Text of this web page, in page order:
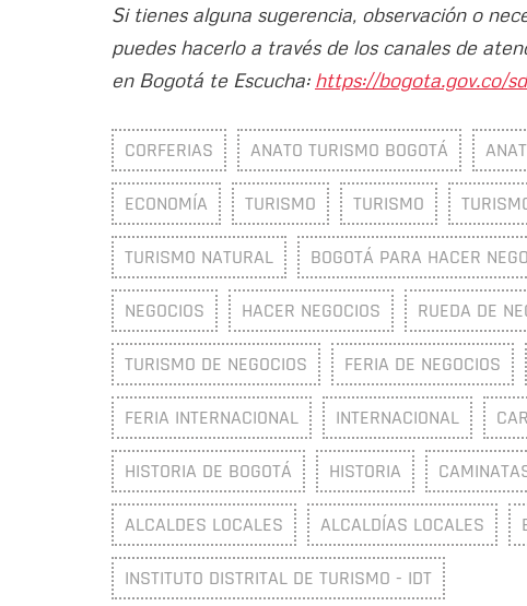
Si tienes alguna sugerencia, observación o
puedes hacerlo a través de los canales de
en Bogotá te Escucha: https://bogota.gov.co/
CORFERIAS ANATO TURISMO BOGOTÁ
ECONOMÍA TURISMO TURISMO
TURISMO NATURAL BOGOTÁ PARA HACER
NEGOCIOS HACER NEGOCIOS RUEDA DE
TURISMO DE NEGOCIOS FERIA DE NEGOCIOS
FERIA INTERNACIONAL INTERNACIONAL
HISTORIA DE BOGOTÁ HISTORIA
ALCALDES LOCALES ALCALDÍAS LOCALES
INSTITUTO DISTRITAL DE TURISMO - IDT